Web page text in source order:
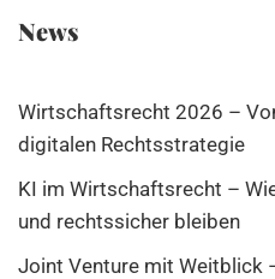
News
Wirtschaftsrecht 2026 –
digitalen Rechtsstrategie
KI im Wirtschaftsrecht –
und rechtssicher bleiben
Joint Venture mit Weitblick